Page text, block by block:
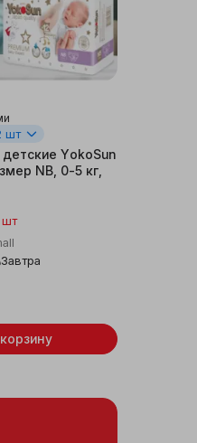
шт
YokoSun
NB, 0-5 кг,
шт
Завтра